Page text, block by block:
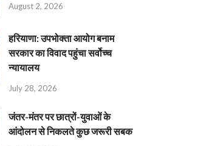
August 2, 2026
हरियाणा: उपभोक्ता आयोग बनाम
सरकार का विवाद पहुंचा सर्वोच्च
न्यायालय
July 28, 2026
जंतर-मंतर पर छात्रों-युवाओं के
आंदोलन से निकलते कुछ जरूरी सबक